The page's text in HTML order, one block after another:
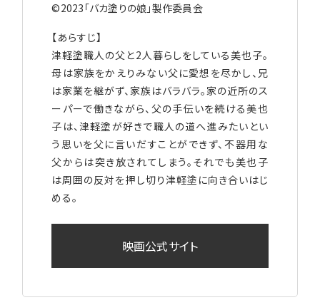
©2023「バカ塗りの娘」製作委員会
【あらすじ】
津軽塗職人の父と2人暮らしをしている美也子。
母は家族をかえりみない父に愛想を尽かし、兄
は家業を継がず、家族はバラバラ。家の近所のス
ーパーで働きながら、父の手伝いを続ける美也
子は、津軽塗が好きで職人の道へ進みたいとい
う思いを父に言いだすことができず、不器用な
父からは突き放されてしまう。それでも美也子
は周囲の反対を押し切り津軽塗に向き合いはじ
める。
映画公式サイト